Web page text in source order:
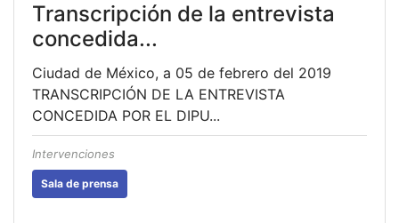
Transcripción de la entrevista
concedida...
Ciudad de México, a 05 de febrero del 2019
TRANSCRIPCIÓN DE LA ENTREVISTA
CONCEDIDA POR EL DIPU...
Intervenciones
Sala de prensa